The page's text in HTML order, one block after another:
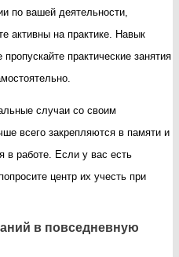
по вашей деятельности,
активны на практике. Навык
практические занятия
случаи со своим
всего закрепляются в памяти и
в работе. Если у вас есть
центр их учесть при
в повседневную